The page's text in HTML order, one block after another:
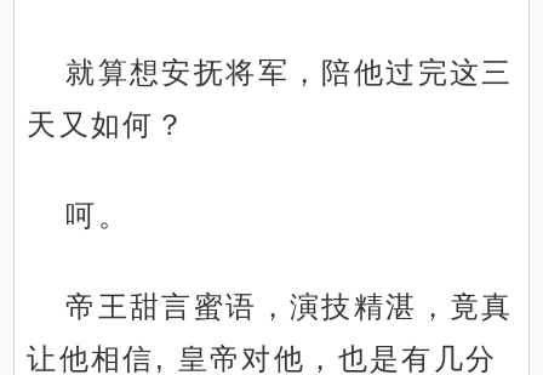
就算想安抚将军，陪他过完这三
天又如何？
呵。
帝王甜言蜜语，演技精湛，竟真
让他相信, 皇帝对他，也是有几分